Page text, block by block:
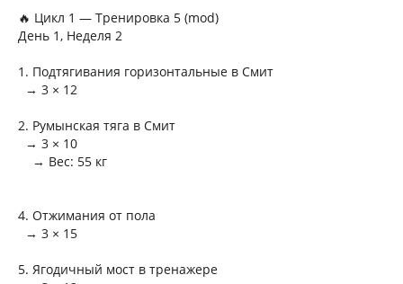
🔥 Цикл 1 — Тренировка 5 (mod)
День 1, Неделя 2
1. Подтягивания горизонтальные в Смит
→ 3 × 12
2. Румынская тяга в Смит
→ 3 × 10
→ Вес: 55 кг
4. Отжимания от пола
→ 3 × 15
5. Ягодичный мост в тренажере